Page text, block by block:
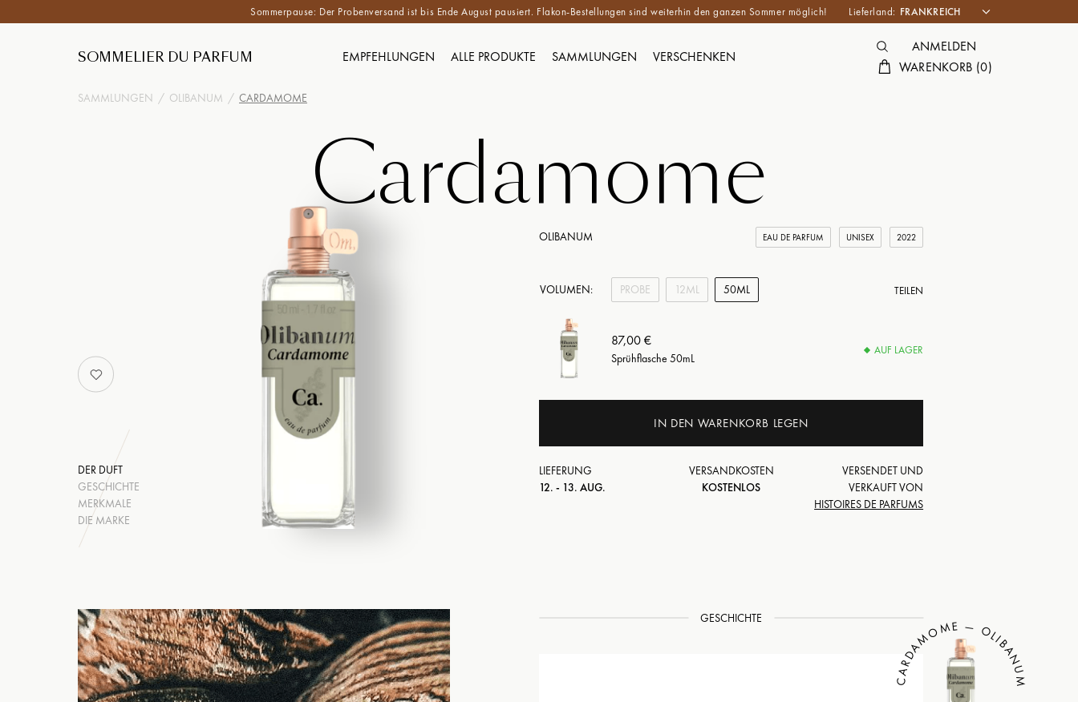
Sommerpause: Der Probenversand ist bis Ende August pausiert. Flakon-Bestellungen sind weiterhin den ganzen Sommer möglich! Lieferland:
SOMMELIER DU PARFUM EMPFEHLUNGEN ALLE PRODUKTE SAMMLUNGEN VERSCHENKEN
ANMELDEN
WARENKORB (0)
SAMMLUNGEN / OLIBANUM / CARDAMOME
Cardamome
DER DUFT
GESCHICHTE
MERKMALE
DIE MARKE
OLIBANUM EAU DE PARFUM UNISEX 2022
VOLUMEN: PROBE 12ML 50ML TEILEN
87,00 €
Sprühflasche 50mL
AUF LAGER
IN DEN WARENKORB LEGEN
LIEFERUNG
12. - 13. AUG.
VERSANDKOSTEN
KOSTENLOS
VERSENDET UND
VERKAUFT VON
HISTOIRES DE PARFUMS
GESCHICHTE
CARDAMOME — OLIBANUM